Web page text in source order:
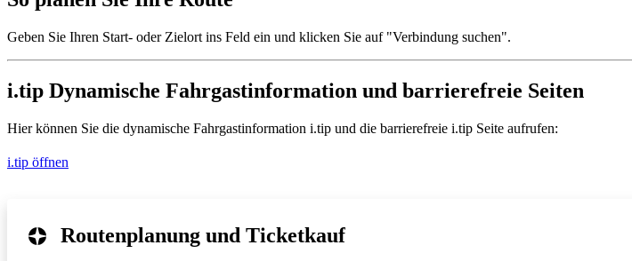
Geben Sie Ihren Start- oder Zielort ins Feld ein und klicken Sie auf "Verbindung suchen".
i.tip Dynamische Fahrgastinformation und barrierefreie Seiten
Hier können Sie die dynamische Fahrgastinformation i.tip und die barrierefreie i.tip Seite aufrufen:
i.tip öffnen
Routenplanung und Ticketkauf